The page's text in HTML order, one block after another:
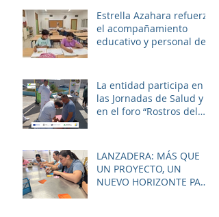
sociosanitario
Estrella Azahara refuerza
el acompañamiento
educativo y personal del
zona.
La entidad participa en
las Jornadas de Salud y
en el foro “Rostros del
para mejorar la
empleabilidad y el
bienestar de la zona.
LANZADERA: MÁS QUE
UN PROYECTO, UN
NUEVO HORIZONTE PARA